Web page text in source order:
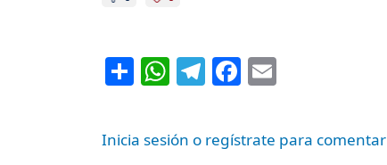
ShareWhatsApp
Telegram
Facebook
Inicia sesión o regístrate para comentar